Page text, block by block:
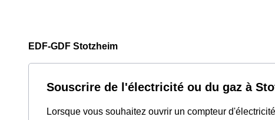
EDF-GDF Stotzheim
Souscrire de l'électricité ou du gaz à
Lorsque vous souhaitez ouvrir un compteur